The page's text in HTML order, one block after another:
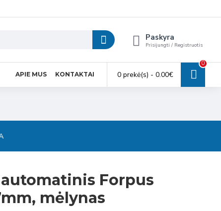
Paskyra
Prisijungti / Registruotis
APIE MUS KONTAKTAI 0 prekė(s) - 0.00€
0
Forpus
mėlynas